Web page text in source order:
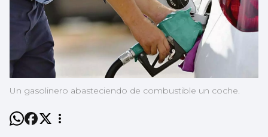
Un gasolinero abasteciendo de combustible un coche.